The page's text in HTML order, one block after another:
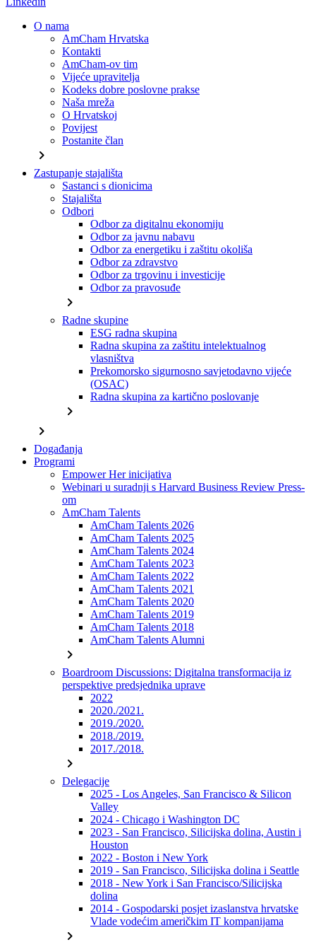
O nama
AmCham Hrvatska
Kontakti
AmCham-ov tim
Vijeće upravitelja
Kodeks dobre poslovne prakse
Naša mreža
O Hrvatskoj
Povijest
Postanite član
chevron_right
Zastupanje stajališta
Sastanci s dionicima
Stajališta
Odbori
Odbor za digitalnu ekonomiju
Odbor za javnu nabavu
Odbor za energetiku i zaštitu okoliša
Odbor za zdravstvo
Odbor za trgovinu i investicije
Odbor za pravosuđe
chevron_right
Radne skupine
ESG radna skupina
Radna skupina za zaštitu intelektualnog
vlasništva
Prekomorsko sigurnosno savjetodavno vijeće
(OSAC)
Radna skupina za kartično poslovanje
chevron_right
chevron_right
Događanja
Programi
Empower Her inicijativa
Webinari u suradnji s Harvard Business Review Press-
om
AmCham Talents
AmCham Talents 2026
AmCham Talents 2025
AmCham Talents 2024
AmCham Talents 2023
AmCham Talents 2022
AmCham Talents 2021
AmCham Talents 2020
AmCham Talents 2019
AmCham Talents 2018
AmCham Talents Alumni
chevron_right
Boardroom Discussions: Digitalna transformacija iz
perspektive predsjednika uprave
2022
2020./2021.
2019./2020.
2018./2019.
2017./2018.
chevron_right
Delegacije
2025 - Los Angeles, San Francisco & Silicon
Valley
2024 - Chicago i Washington DC
2023 - San Francisco, Silicijska dolina, Austin i
Houston
2022 - Boston i New York
2019 - San Francisco, Silicijska dolina i Seattle
2018 - New York i San Francisco/Silicijska
dolina
2014 - Gospodarski posjet izaslanstva hrvatske
Vlade vodećim američkim IT kompanijama
chevron_right